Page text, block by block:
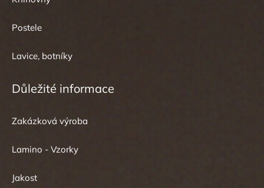
Postele
Lavice, botníky
Důležité informace
Zakázková výroba
Lamino - Vzorky
Jakost